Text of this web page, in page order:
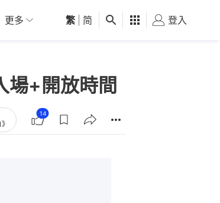
01深圳 觀點 健康 好食玩飛
更多 繁 简 登入
+開放時間
14